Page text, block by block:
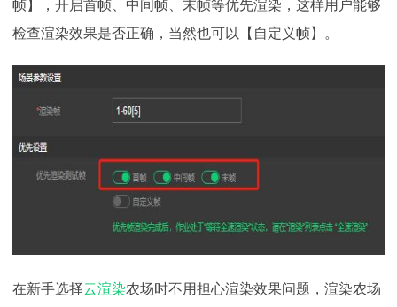
帧】，开启首帧、中间帧、末帧等优先渲染，这样用户能够
检查渲染效果是否正确，当然也可以【自定义帧】。
在新手选择云渲染农场时不用担心渲染效果问题，渲染农场